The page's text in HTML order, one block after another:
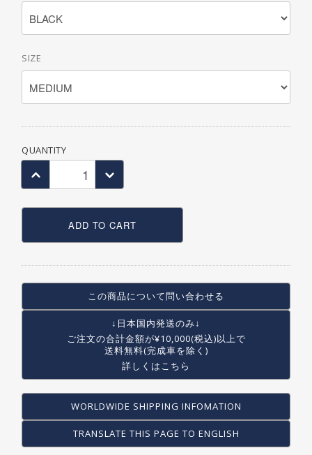
SIZE
QUANTITY
ADD TO CART
この商品について問い合わせる
↓日本国内発送のみ↓
ご注文の合計金額が¥10,000(税込)以上で
送料無料(完成車を除く)
詳しくはこちら
WORLDWIDE SHIPPING INFOMATION
TRANSLATE THIS PAGE TO ENGLISH